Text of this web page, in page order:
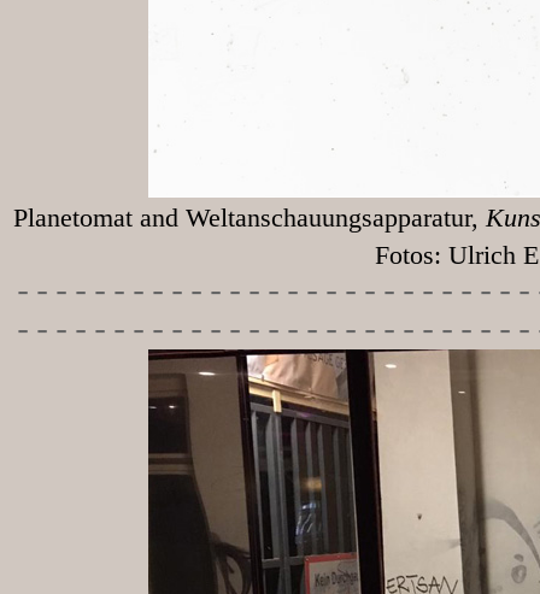
Planetomat and Weltanschauungsapparatur,
Fotos: Ulrich
-----------